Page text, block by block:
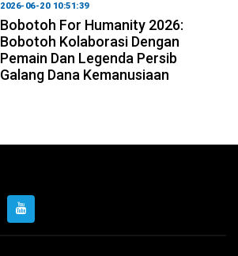
2026-06-20 10:51:39
Bobotoh For Humanity 2026:
Bobotoh Kolaborasi Dengan
Pemain Dan Legenda Persib
Galang Dana Kemanusiaan